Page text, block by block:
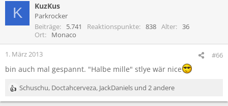
K KuzKus
Parkrocker
Beiträge
5.741 Reaktionspunkte 838 Alter
36
Ort
Monaco
1. März 2013 #66
bin auch mal gespannt. "Halbe mille" stlye wär nice
R
e
Schuschu, Doctahcerveza, JackDaniels und 2 andere